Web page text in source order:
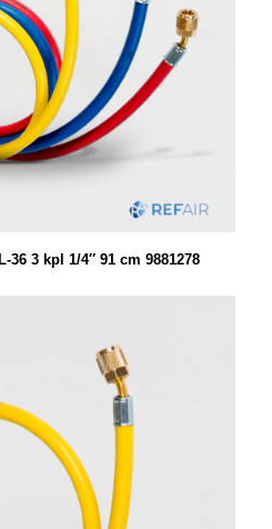
36 3 kpl 1/4″ 91 cm 9881278